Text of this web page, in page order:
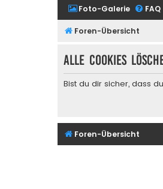
Foto-Galerie FAQ
Foren-Übersicht
Alle Cookies
Bist du dir sicher, dass
Foren-Übersicht